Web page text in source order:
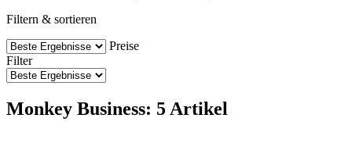
Filtern & sortieren
Preise
Filter
Monkey Business: 5 Artikel